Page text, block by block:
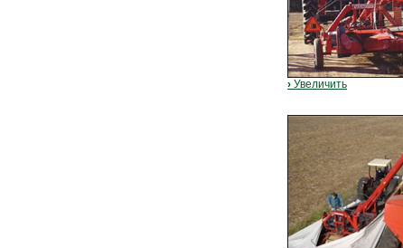
› Увеличить